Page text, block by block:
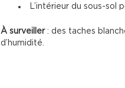
L’intérieur du sous-sol
À surveiller: des taches
d’humidité.